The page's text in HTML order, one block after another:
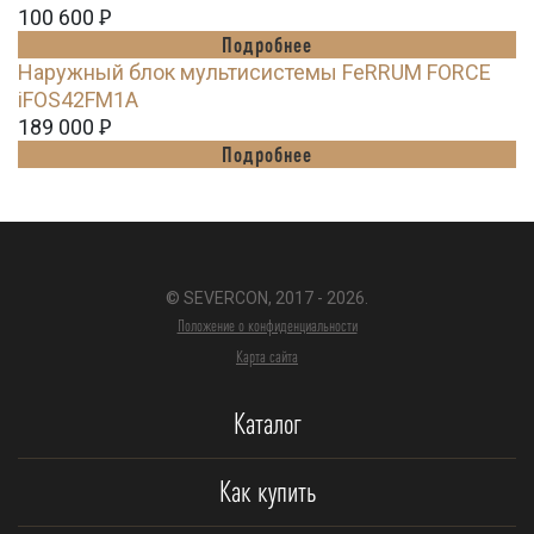
100 600 Ꝑ
Подробнее
Наружный блок мультисистемы FeRRUM FORCE
iFOS42FM1A
189 000 Ꝑ
Подробнее
© SEVERCON, 2017 - 2026.
Положение о конфиденциальности
Карта сайта
Каталог
Как купить